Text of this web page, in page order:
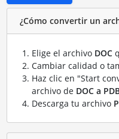
¿Cómo convertir un
Elige el archivo DOC
Cambiar calidad o
Haz clic en "Start
archivo de DOC a
Descarga tu archivo